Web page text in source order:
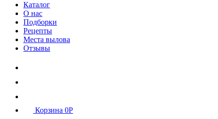
Каталог
О нас
Подборки
Рецепты
Места вылова
Отзывы
Корзина 0Р